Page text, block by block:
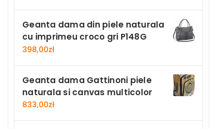
Geanta dama din piele naturala
cu imprimeu croco gri P148G
398,00zł
Geanta dama Gattinoni piele
naturala si canvas multicolor
833,00zł